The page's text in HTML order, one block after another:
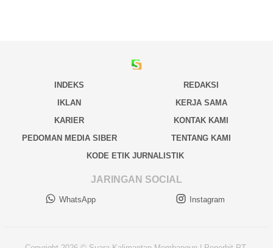
INDEKS
REDAKSI
IKLAN
KERJA SAMA
KARIER
KONTAK KAMI
PEDOMAN MEDIA SIBER
TENTANG KAMI
KODE ETIK JURNALISTIK
JARINGAN SOCIAL
WhatsApp Instagram